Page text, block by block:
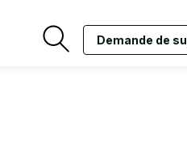
Demande de